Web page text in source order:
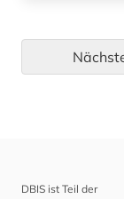
DBIS ist Teil der